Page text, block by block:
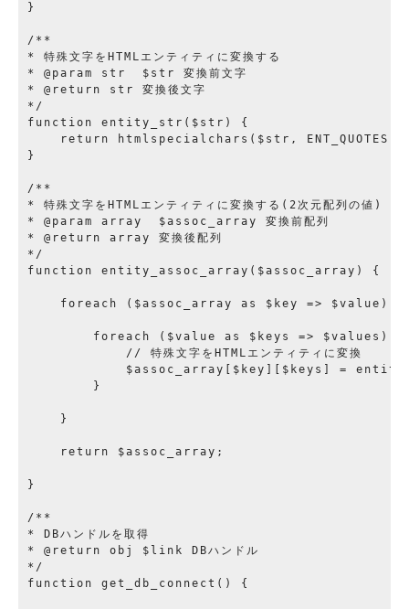
}
/**
* 特殊文字をHTMLエンティティに変換する
* @param str  $str 変換前文字
* @return str 変換後文字
*/
function entity_str($str) {
return htmlspecialchars($str, ENT_QUOTES,
}
/**
* 特殊文字をHTMLエンティティに変換する(2次元配列の値)
* @param array  $assoc_array 変換前配列
* @return array 変換後配列
*/
function entity_assoc_array($assoc_array) {
    foreach ($assoc_array as $key => $value) {
        foreach ($value as $keys => $values) {
            // 特殊文字をHTMLエンティティに変換
$assoc_array[$key][$keys] =
        }
    }
    return $assoc_array;
}
/**
* DBハンドルを取得
* @return obj $link DBハンドル
*/
function get_db_connect() {